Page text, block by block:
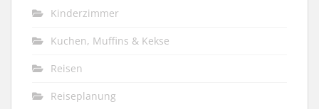
Kinderzimmer
Kuchen, Muffins & Kekse
Reisen
Reiseplanung